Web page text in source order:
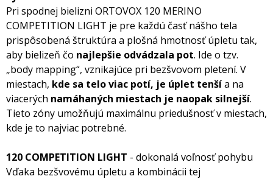
Pri spodnej bielizni ORTOVOX 120 MERINO
COMPETITION LIGHT je pre každú časť nášho tela
prispôsobená štruktúra a plošná hmotnosť úpletu tak,
aby bielizeň čo najlepšie odvádzala pot. Ide o tzv.
„body mapping“, vznikajúce pri bezšvovom pletení. V
miestach, kde sa telo viac potí, je úplet tenšía na
viacerých namáhaných miestach je naopak silnejší.
Tieto zóny umožňujú maximálnu priedušnosť v miestach,
kde je to najviac potrebné.
120 COMPETITION LIGHT - dokonalá voľnosť pohybu
Vďaka bezšvovému úpletu a kombinácii tej